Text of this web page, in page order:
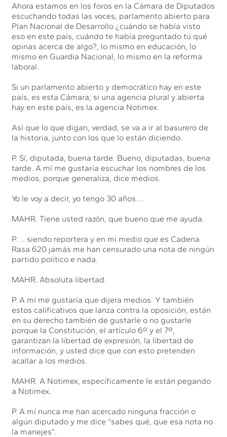
Ahora estamos en los foros en la Cámara de Diputados
escuchando todas las voces, parlamento abierto para
Plan Nacional de Desarrollo ¿cuándo se había visto
eso en este país, cuándo te había preguntado tú qué
opinas acerca de algo?, lo mismo en educación, lo
mismo en Guardia Nacional, lo mismo en la reforma
laboral.
Si un parlamento abierto y democrático hay en este
país, es esta Cámara; si una agencia plural y abierta
hay en este país, es la agencia Notimex.
Así que lo que digan, verdad, se va a ir al basurero de
la historia, junto con los que lo están diciendo.
P. Sí, diputada, buena tarde. Bueno, diputadas, buena
tarde. A mí me gustaría escuchar los nombres de los
medios, porque generaliza, dice medios.
Yo le voy a decir, yo tengo 30 años….
MAHR. Tiene usted razón, que bueno que me ayuda.
P. … siendo reportera y en mi medio que es Cadena
Rasa 620 jamás me han censurado una nota de ningún
partido político e nada.
MAHR. Absoluta libertad.
P. A mí me gustaría que dijera medios. Y también
estos calificativos que lanza contra la oposición, están
en su derecho también de gustarle o no gustarle
porque la Constitución, el artículo 6º y el 7º,
garantizan la libertad de expresión, la libertad de
información, y usted dice que con esto pretenden
acallar a los medios.
MAHR. A Notimex, específicamente le están pegando
a Notimex.
P. A mí nunca me han acercado ninguna fracción o
algún diputado y me dice “sabes qué, que esa nota no
la manejes”.